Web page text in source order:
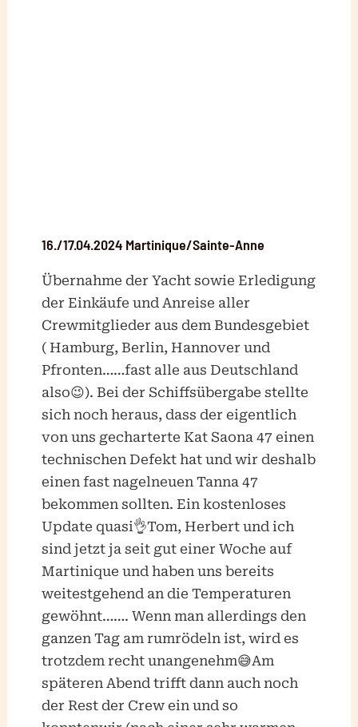
16./17.04.2024 Martinique/Sainte-Anne
Übernahme der Yacht sowie Erledigung
der Einkäufe und Anreise aller
Crewmitglieder aus dem Bundesgebiet
( Hamburg, Berlin, Hannover und
Pfronten……fast alle aus Deutschland
also😉). Bei der Schiffsübergabe stellte
sich noch heraus, dass der eigentlich
von uns gecharterte Kat Saona 47 einen
technischen Defekt hat und wir deshalb
einen fast nagelneuen Tanna 47
bekommen sollten. Ein kostenloses
Update quasi👌Tom, Herbert und ich
sind jetzt ja seit gut einer Woche auf
Martinique und haben uns bereits
weitestgehend an die Temperaturen
gewöhnt……. Wenn man allerdings den
ganzen Tag am rumrödeln ist, wird es
trotzdem recht unangenehm😅Am
späteren Abend trifft dann auch noch
der Rest der Crew ein und so